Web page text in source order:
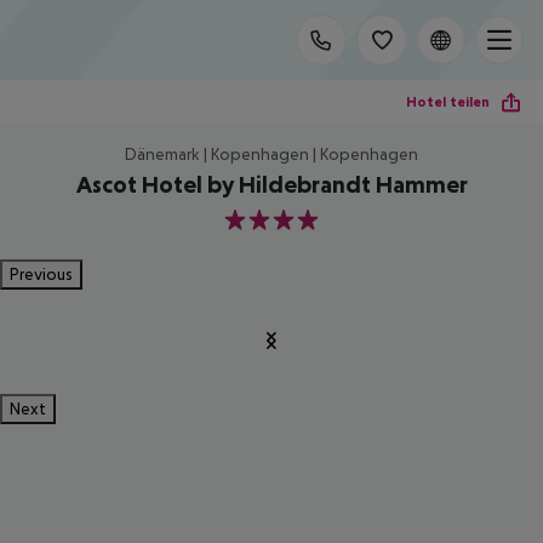
Hotel teilen
Dänemark | Kopenhagen | Kopenhagen
Ascot Hotel by Hildebrandt Hammer
4
Previous
Next